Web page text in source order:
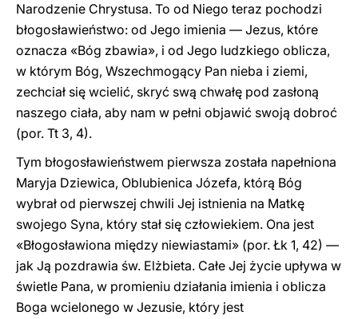
Narodzenie Chrystusa. To od Niego teraz pochodzi
błogosławieństwo: od Jego imienia — Jezus, które
oznacza «Bóg zbawia», i od Jego ludzkiego oblicza,
w którym Bóg, Wszechmogący Pan nieba i ziemi,
zechciał się wcielić, skryć swą chwałę pod zasłoną
naszego ciała, aby nam w pełni objawić swoją dobroć
(por. Tt 3, 4).
Tym błogosławieństwem pierwsza została napełniona
Maryja Dziewica, Oblubienica Józefa, którą Bóg
wybrał od pierwszej chwili Jej istnienia na Matkę
swojego Syna, który stał się człowiekiem. Ona jest
«Błogosławiona między niewiastami» (por. Łk 1, 42) —
jak Ją pozdrawia św. Elżbieta. Całe Jej życie upływa w
świetle Pana, w promieniu działania imienia i oblicza
Boga wcielonego w Jezusie, który jest